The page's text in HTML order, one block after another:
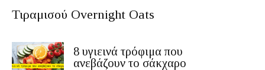
Τιραμισού Overnight Oats
8 υγιεινά τρόφιμα που
ανεβάζουν το σάκχαρο